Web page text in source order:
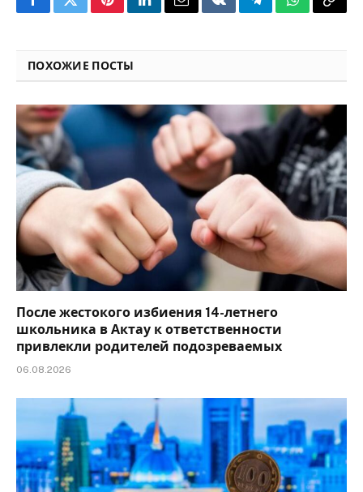
FacebookTwitterPinterestLinkedInEmailVKontakteTelegramWhatsApp
Copy
ПОХОЖИЕ ПОСТЫ
После жестокого избиения 14-летнего
школьника в Актау к ответственности
привлекли родителей подозреваемых
06.08.2026